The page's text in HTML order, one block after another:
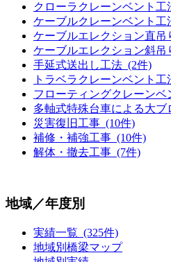
クローラクレーンベント工
ケーブルクレーンベント工
ケーブルエレクション直吊
ケーブルエレクション斜吊
手延式送出し工法 (2件)
トラベラクレーンベント
フローティングクレーン
多軸式特殊台車による大
災害復旧工事 (10件)
補修・補強工事 (10件)
解体・撤去工事 (7件)
地域／年度別
実績一覧 (325件)
地域別橋梁マップ